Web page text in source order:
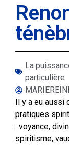
La
particulière
Il y a eu aussi
pratiques
: voyance,
spiritisme,